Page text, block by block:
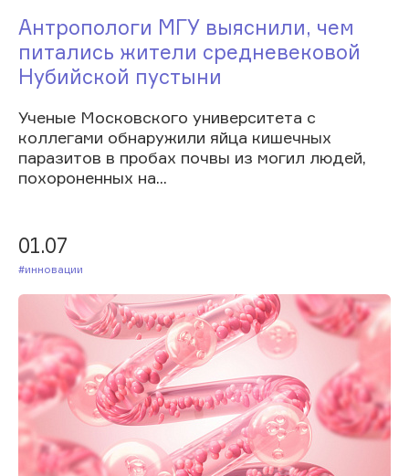
Антропологи МГУ выяснили, чем
питались жители средневековой
Нубийской пустыни
Ученые Московского университета с
коллегами обнаружили яйца кишечных
паразитов в пробах почвы из могил людей,
похороненных на...
01.07
#Инновации